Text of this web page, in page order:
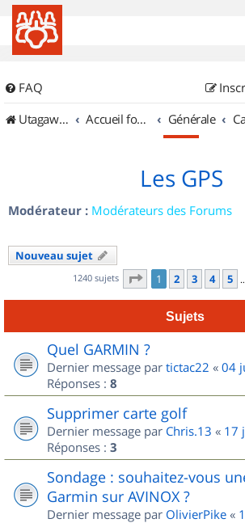
FAQ
UtagawaVTT (Randos VTT et VTTAE avec traces GPS)
Accueil forum Générale
Les GPS
Modérateur : Modérateurs des Forums
Nouveau sujet
1240 sujets Page 1sur
1 2 3 4 5
Sujets
Quel GARMIN ?
Dernier message par tictac22 « 04
Réponses : 8
Supprimer carte golf
Dernier message par Chris.13 « 17
Réponses : 3
Sondage : souhaitez-vous
Garmin sur AVINOX ?
Dernier message par OlivierPike «